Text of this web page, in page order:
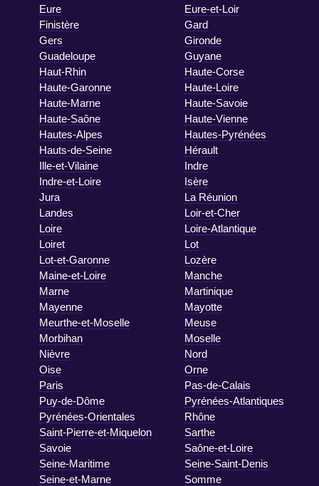
Eure
Eure-et-Loir
Finistère
Gard
Gers
Gironde
Guadeloupe
Guyane
Haut-Rhin
Haute-Corse
Haute-Garonne
Haute-Loire
Haute-Marne
Haute-Savoie
Haute-Saône
Haute-Vienne
Hautes-Alpes
Hautes-Pyrénées
Hauts-de-Seine
Hérault
Ille-et-Vilaine
Indre
Indre-et-Loire
Isère
Jura
La Réunion
Landes
Loir-et-Cher
Loire
Loire-Atlantique
Loiret
Lot
Lot-et-Garonne
Lozère
Maine-et-Loire
Manche
Marne
Martinique
Mayenne
Mayotte
Meurthe-et-Moselle
Meuse
Morbihan
Moselle
Nièvre
Nord
Oise
Orne
Paris
Pas-de-Calais
Puy-de-Dôme
Pyrénées-Atlantiques
Pyrénées-Orientales
Rhône
Saint-Pierre-et-Miquelon
Sarthe
Savoie
Saône-et-Loire
Seine-Maritime
Seine-Saint-Denis
Seine-et-Marne
Somme